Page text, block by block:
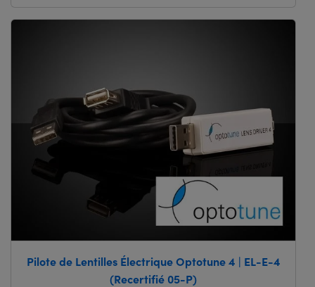
Pilote de Lentilles Électrique Optotune 4 | EL-E-4
(Recertifié 05-P)